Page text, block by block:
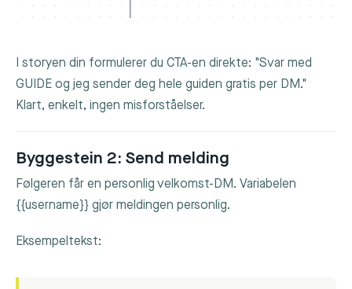
I storyen din formulerer du CTA-en direkte: "Svar med
GUIDE og jeg sender deg hele guiden gratis per DM."
Klart, enkelt, ingen misforståelser.
Byggestein 2: Send melding
Følgeren får en personlig velkomst-DM. Variabelen
{{username}} gjør meldingen personlig.
Eksempeltekst: